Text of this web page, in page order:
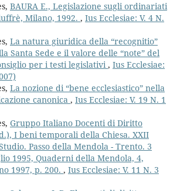
BAURA E., Legislazione sugli ordinariati
Milano, 1992. , Ius Ecclesiae: V. 4 N.
La natura giuridica della “recognitio”
Santa Sede e il valore delle “note” del
per i testi legislativi, Ius Ecclesiae:
La nozione di “bene ecclesiastico” nella
canonica , Ius Ecclesiae: V. 19 N. 1
Gruppo Italiano Docenti di Diritto
I beni temporali della Chiesa. XXII
Passo della Mendola - Trento. 3
1995, Quaderni della Mendola, 4,
1997, p. 200. , Ius Ecclesiae: V. 11 N. 3